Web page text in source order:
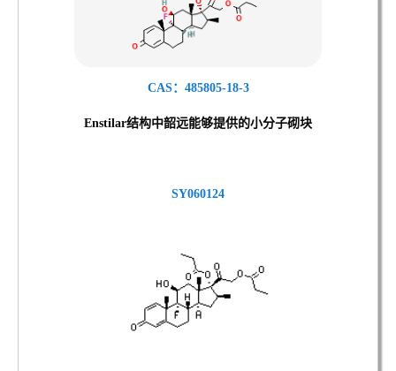
CAS：485805-18-3
Enstilar结构中韶远能够提供的小分子砌块
SY060124